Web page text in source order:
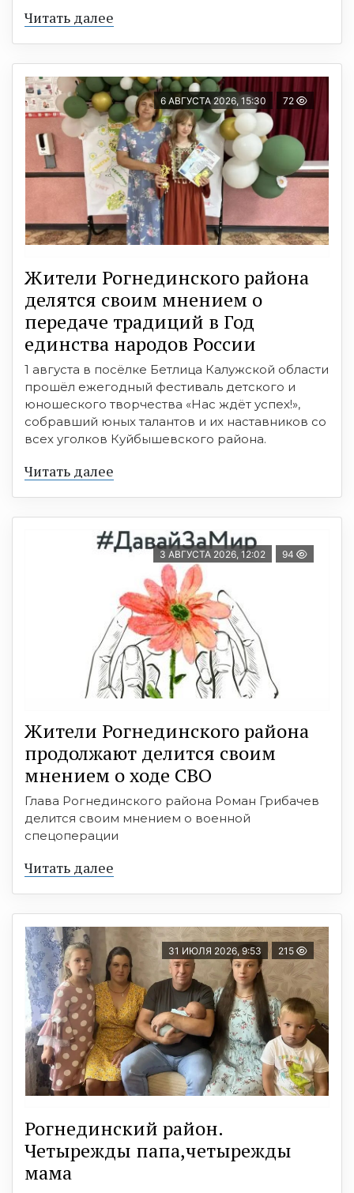
Читать далее
6 АВГУСТА 2026, 15:30 72
Жители Рогнединского района
делятся своим мнением о
передаче традиций в Год
единства народов России
1 августа в посёлке Бетлица Калужской области
прошёл ежегодный фестиваль детского и
юношеского творчества «Нас ждёт успех!»,
собравший юных талантов и их наставников со
всех уголков Куйбышевского района.
Читать далее
3 АВГУСТА 2026, 12:02 94
Жители Рогнединского района
продолжают делится своим
мнением о ходе СВО
Глава Рогнединского района Роман Грибачев
делится своим мнением о военной
спецоперации
Читать далее
31 ИЮЛЯ 2026, 9:53 215
Рогнединский район.
Четырежды папа,четырежды
мама